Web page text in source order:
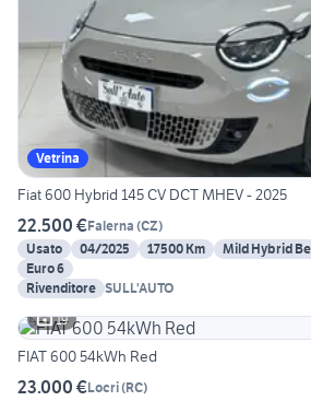
Vetrina
Fiat 600 Hybrid 145 CV DCT MHEV - 2025
22.500 €Falerna (CZ)
Usato
04/2025 17500 Km Mild Hybrid
Euro 6
Rivenditore SULL'AUTO
19
FIAT 600 54kWh Red
23.000 €Locri(RC)